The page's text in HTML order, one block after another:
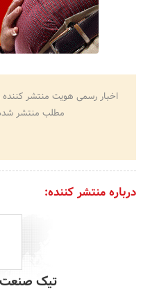
اخبار رسمی هویت منتشر
مطلب منتشر
درباره منتشر کننده:
تیک